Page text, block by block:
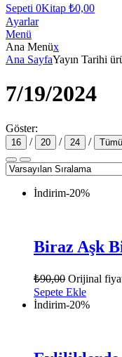
Sepeti 0Kitap ₺0,00
Ayarlar
Menü
Ana Menüx
Ana SayfaYayın Tarihi
7/19/2024
Göster:
16 / 20 / 24 / Tümü
İndirim-20%
Biraz Aşk
₺90,00 Orijinal
Sepete Ekle
İndirim-20%